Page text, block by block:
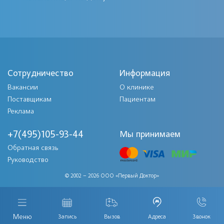
Меню Запись Вызов Адреса Звонок
Услуга оказывается по Москве и
Московской области – ежедневно, без
выходных.
На дому уколы, в привычной для Вас
обстановке!
по тел. 8 (495) 191-27-38
Сотрудничество
Вакансии
Поставщикам
Реклама
Информация
О клинике
Пациентам
+7(495)105-93-44
Обратная связь
Руководство
© 2002 – 2026 ООО «Первый Доктор»
Мы принимаем